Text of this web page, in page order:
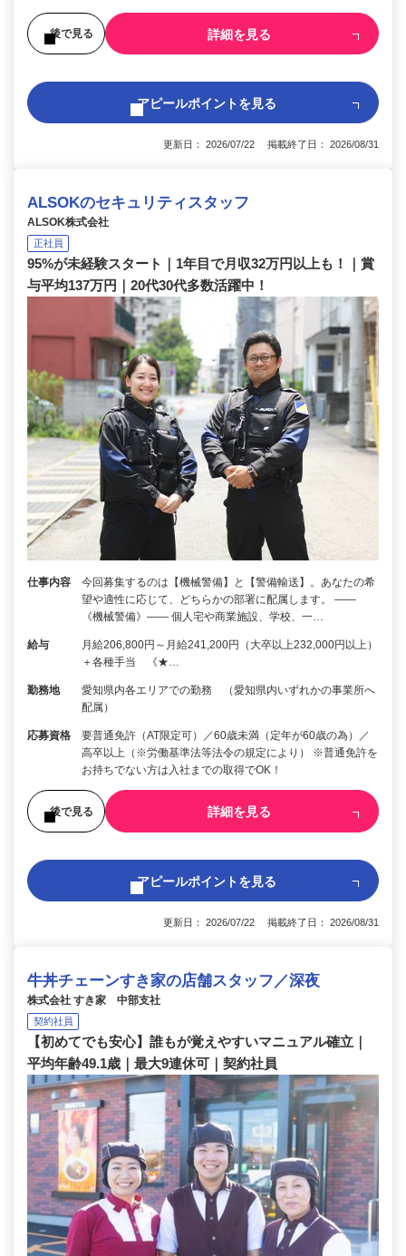
後で見る 詳細を見る
アピールポイントを見る
更新日： 2026/07/22 掲載終了日： 2026/08/31
ALSOKのセキュリティスタッフ
ALSOK株式会社
正社員
95%が未経験スタート｜1年目で月収32万円以上も！｜賞
与平均137万円｜20代30代多数活躍中！
仕事内容
今回募集するのは【機械警備】と【警備輸送】。あなたの希
望や適性に応じて、どちらかの部署に配属します。 ――
《機械警備》―― 個人宅や商業施設、学校、一…
給与
月給206,800円～月給241,200円（大卒以上232,000円以上）
＋各種手当 《★…
勤務地
愛知県内各エリアでの勤務 （愛知県内いずれかの事業所へ
配属）
応募資格
要普通免許（AT限定可）／60歳未満（定年が60歳の為）／
高卒以上（※労働基準法等法令の規定により） ※普通免許を
お持ちでない方は入社までの取得でOK！
後で見る 詳細を見る
アピールポイントを見る
更新日： 2026/07/22 掲載終了日： 2026/08/31
牛丼チェーンすき家の店舗スタッフ／深夜
株式会社 すき家 中部支社
契約社員
【初めてでも安心】誰もが覚えやすいマニュアル確立｜
平均年齢49.1歳｜最大9連休可｜契約社員